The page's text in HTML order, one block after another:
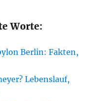
Worte:
Berlin: Fakten,
Lebenslauf,